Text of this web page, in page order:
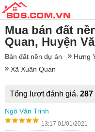
Mua bán đất
Quan, Huyện
Bán đất nền dự án Hưng
Xã Xuân Quan
Tổng lượt đánh giá. 287
Ngô Văn Trinh
13:17 01/01/2021